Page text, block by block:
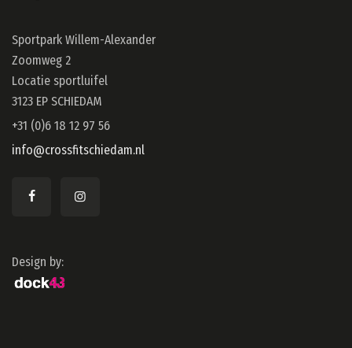
Sportpark Willem-Alexander
Zoomweg 2
Locatie sportluifel
3123 EP SCHIEDAM
+31 (0)6 18 12 97 56
info@crossfitschiedam.nl
Design by: